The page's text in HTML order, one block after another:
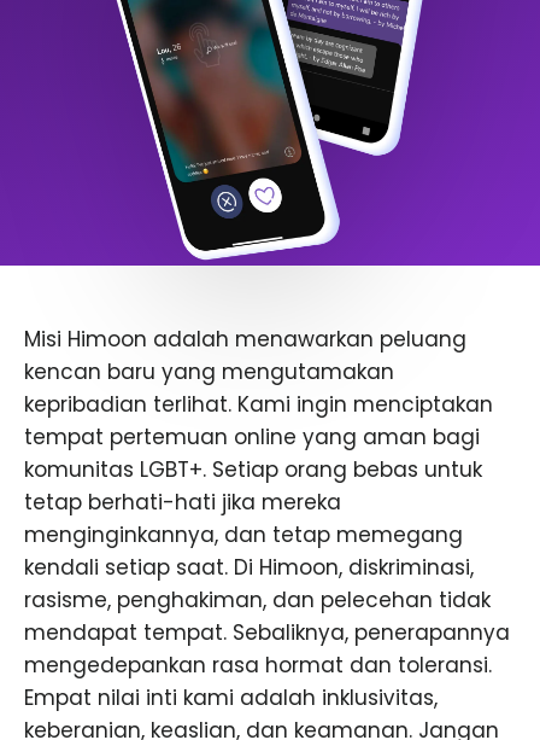
Misi Himoon adalah menawarkan peluang
kencan baru yang mengutamakan
kepribadian terlihat. Kami ingin menciptakan
tempat pertemuan online yang aman bagi
komunitas LGBT+. Setiap orang bebas untuk
tetap berhati-hati jika mereka
menginginkannya, dan tetap memegang
kendali setiap saat. Di Himoon, diskriminasi,
rasisme, penghakiman, dan pelecehan tidak
mendapat tempat. Sebaliknya, penerapannya
mengedepankan rasa hormat dan toleransi.
Empat nilai inti kami adalah inklusivitas,
keberanian, keaslian, dan keamanan. Jangan